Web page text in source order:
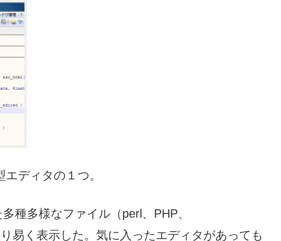
ディタの１つ。
種多様なファイル（perl、PHP、
易く表示した。気に入ったエディタがあっても